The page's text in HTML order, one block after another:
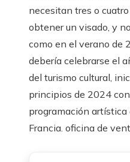
necesitan tres o
obtener un visado, y
como en el verano de
debería celebrarse el
del turismo cultural,
principios de 2024
programación artística
Francia. oficina de